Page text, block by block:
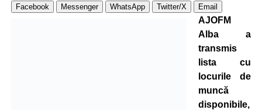
Facebook Messenger WhatsApp Twitter/X Email
AJOFM
Alba a
transmis
lista cu
locurile de
muncă
disponibile,